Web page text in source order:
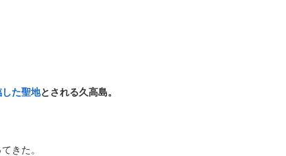
た聖地とされる久高島。
きた。